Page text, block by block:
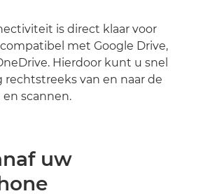
is direct klaar voor
met Google Drive,
Hierdoor kunt u snel
rechtstreeks van en naar de
scannen.
uw